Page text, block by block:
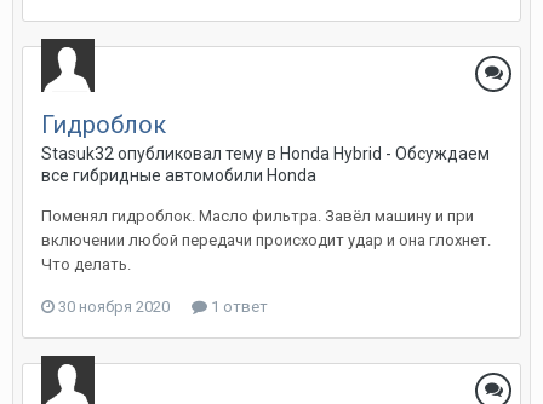
Гидроблок
Stasuk32 опубликовал тему в Honda Hybrid - Обсуждаем
все гибридные автомобили Honda
Поменял гидроблок. Масло фильтра. Завёл машину и при
включении любой передачи происходит удар и она глохнет.
Что делать.
30 ноября 2020 1 ответ